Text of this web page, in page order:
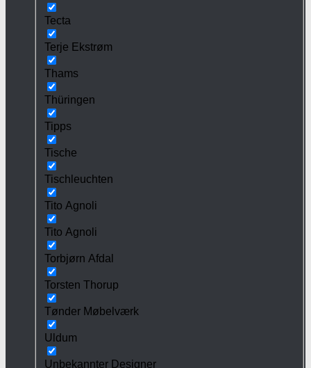
Tecta
Terje Ekstrøm
Thams
Thüringen
Tipps
Tische
Tischleuchten
Tito Agnoli
Tito Agnoli
Torbjørn Afdal
Torsten Thorup
Tønder Møbelværk
Uldum
Unbekannter Designer